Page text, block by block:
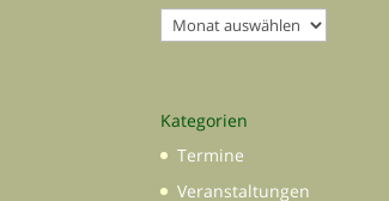
Archiv
Kategorien
Termine
Veranstaltungen